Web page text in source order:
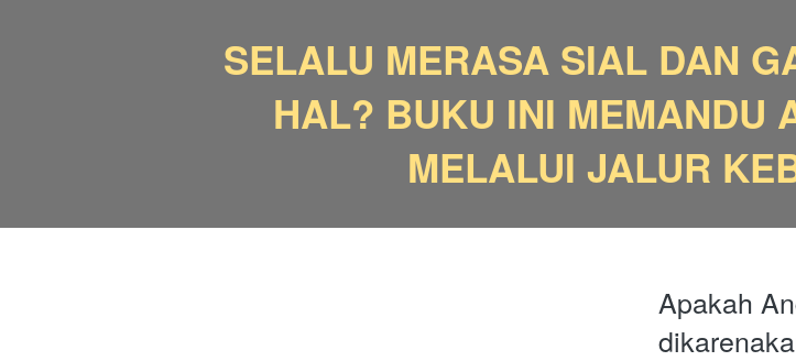
SELALU MERASA SIAL DAN
HAL? BUKU INI MEMANDU
MELALUI JALUR
Apakah